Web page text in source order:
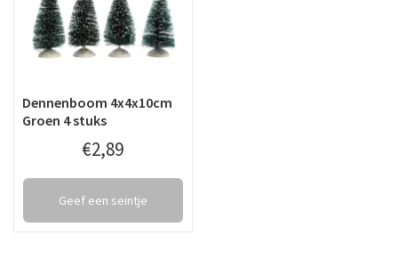
Dennenboom 4x4x10cm
Groen 4 stuks
€2,89
Geef een seintje